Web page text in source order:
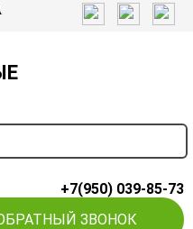
+7(950) 039-85-73
ЗВОНОК